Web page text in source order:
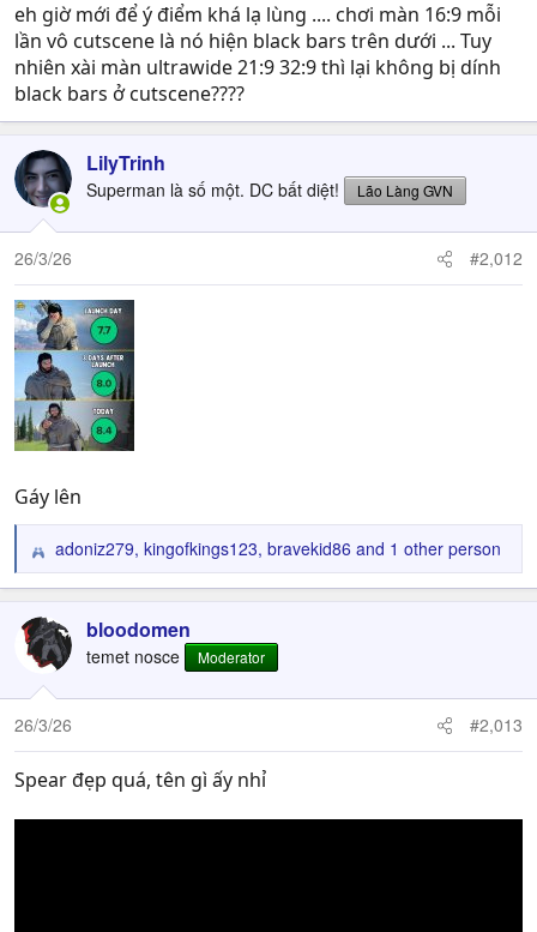
eh giờ mới để ý điểm khá lạ lùng .... chơi màn 16:9 mỗi
lần vô cutscene là nó hiện black bars trên dưới ... Tuy
nhiên xài màn ultrawide 21:9 32:9 thì lại không bị dính
black bars ở cutscene????
LilyTrinh
Superman là số một. DC bất diệt! Lão Làng GVN
26/3/26 #2,012
Gáy lên
R
e
c
t
o
n
adoniz279, kingofkings123, bravekid86 and 1 other person
bloodomen
temet nosce Moderator
26/3/26 #2,013
Spear đẹp quá, tên gì ấy nhỉ